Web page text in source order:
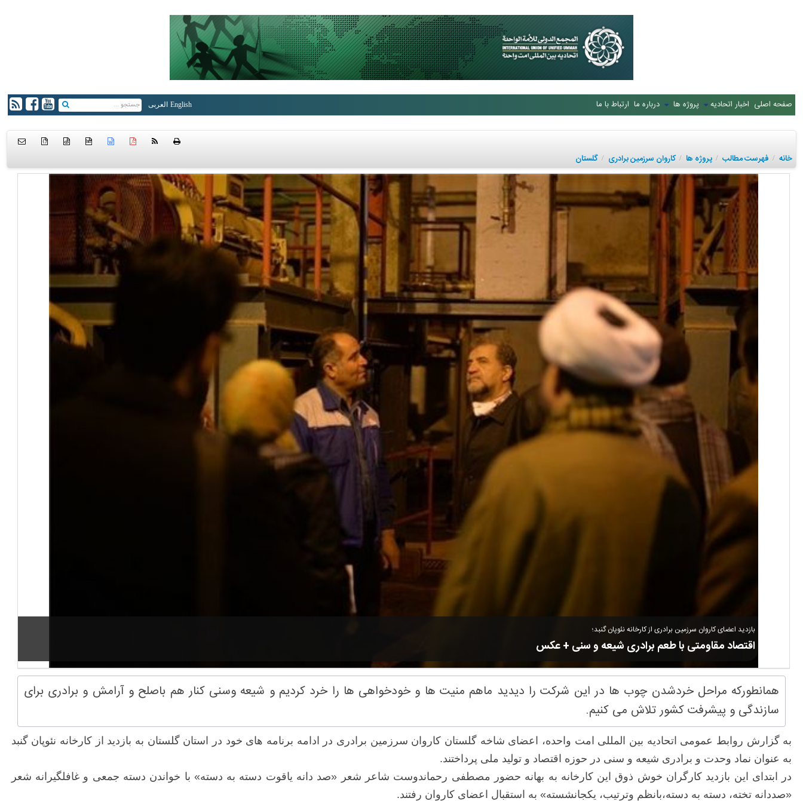
English العربی صفحه اصلی اخبار اتحادیه پروژه ها درباره ما ارتباط با ما
htm
{ }
خانه / فهرست مطالب / پروژه ها / کاروان سرزمین برادری / گلستان
بازدید اعضای کاروان سرزمین برادری از کارخانه نئوپان گنبد؛
اقتصاد مقاومتی با طعم برادری شیعه و سنی + عکس
همانطورکه مراحل خردشدن چوب ها در این شرکت را دیدید ماهم منیت ها و خودخواهی ها را ​خرد کردیم و شیعه وسنی کنار هم باصلح و آرامش و برادری برای
سازندگی و پیشرفت کشور تلاش می کنیم.
به گزارش روابط عمومی اتحادیه بین المللی امت واحده، اعضای شاخه گلستان کاروان سرزمین برادری در ادامه برنامه های خود در استان گلستان به بازدید از کارخانه نئوپان گنبد
به عنوان نماد وحدت و برادری شیعه و سنی در حوزه اقتصاد و تولید ملی پرداختند.
در ابتدای این بازدید کارگران خوش ذوق این کارخانه به بهانه حضور مصطفی رحماندوست شاعر شعر «صد دانه یاقوت دسته به دسته» با خواندن دسته جمعی و غافلگیرانه شعر
«صددانه تخته، دسته به دسته،بانظم وترتیب، یکجانشسته» به استقبال اعضای کاروان رفتند.